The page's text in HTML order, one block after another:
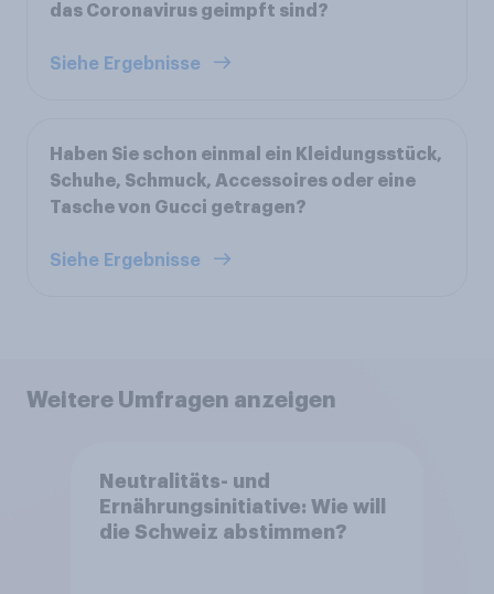
das Coronavirus geimpft sind?
Siehe Ergebnisse
Haben Sie schon einmal ein Kleidungsstück,
Schuhe, Schmuck, Accessoires oder eine
Tasche von Gucci getragen?
Siehe Ergebnisse
Weitere Umfragen anzeigen
Neutralitäts- und
Ernährungsinitiative: Wie will
die Schweiz abstimmen?